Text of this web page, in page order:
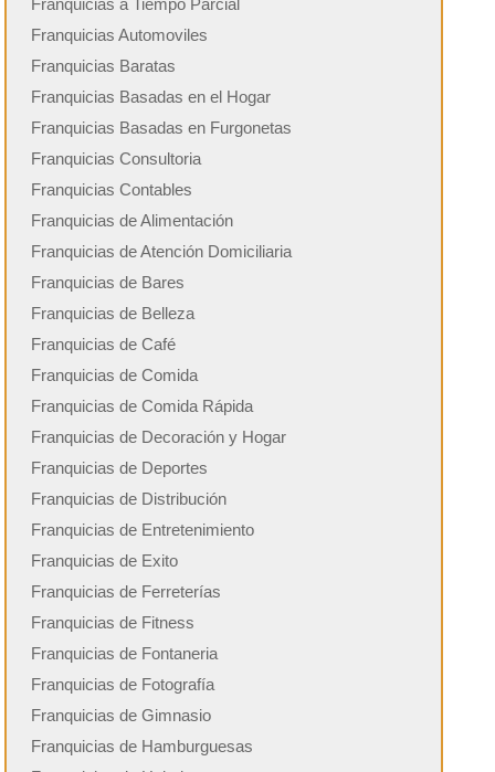
Franquicias Automoviles
Franquicias Baratas
Franquicias Basadas en el Hogar
Franquicias Basadas en Furgonetas
Franquicias Consultoria
Franquicias Contables
Franquicias de Alimentación
Franquicias de Atención Domiciliaria
Franquicias de Bares
Franquicias de Belleza
Franquicias de Café
Franquicias de Comida
Franquicias de Comida Rápida
Franquicias de Decoración y Hogar
Franquicias de Deportes
Franquicias de Distribución
Franquicias de Entretenimiento
Franquicias de Exito
Franquicias de Ferreterías
Franquicias de Fitness
Franquicias de Fontaneria
Franquicias de Fotografía
Franquicias de Gimnasio
Franquicias de Hamburguesas